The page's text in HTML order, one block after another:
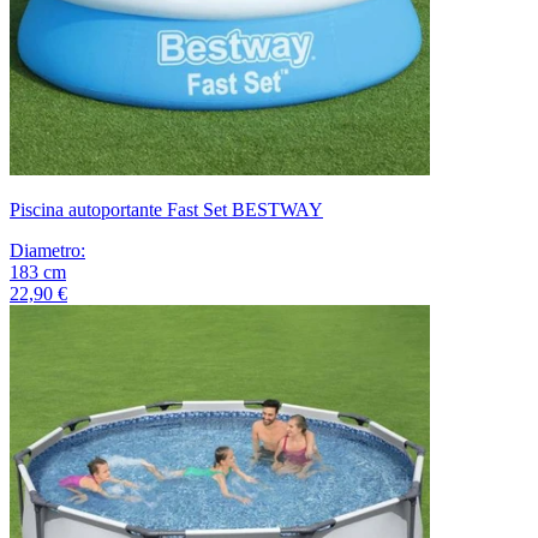
Piscina autoportante Fast Set BESTWAY
Diametro:
183 cm
22,90 €